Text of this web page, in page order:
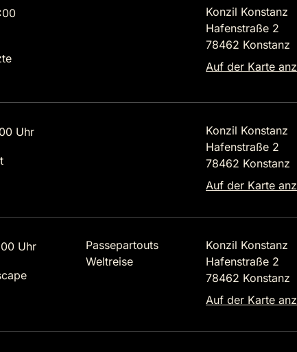
Konzil Konstanz
Hafenstraße 2
78462 Konstanz
Auf der Karte
Uhr
Konzil Konstanz
Hafenstraße 2
78462 Konstanz
Auf der Karte
Uhr
Passepartouts
Weltreise
Konzil Konstanz
Hafenstraße 2
78462 Konstanz
Auf der Karte